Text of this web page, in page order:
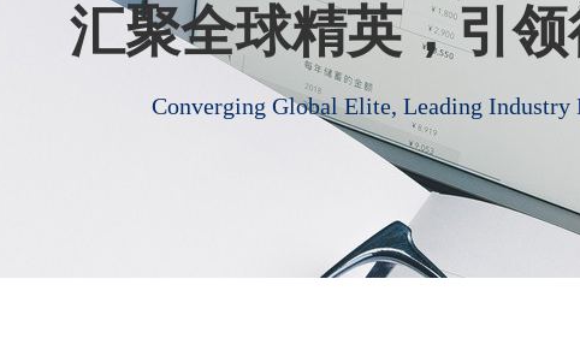
汇聚全球精英，引
Converging Global Elite, Leading Industry